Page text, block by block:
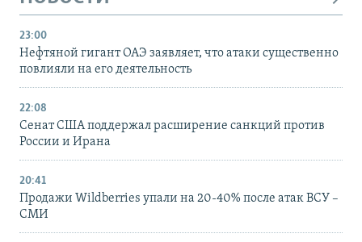
23:00
Нефтяной гигант ОАЭ заявляет, что атаки существенно
повлияли на его деятельность
22:08
Сенат США поддержал расширение санкций против
России и Ирана
20:41
Продажи Wildberries упали на 20-40% после атак ВСУ –
СМИ